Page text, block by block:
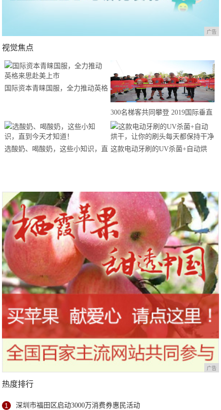
广告
视觉焦点
国际资本青睐国服，全力推动英格
300名梯客共同攀登 2019国际垂直
马拉松超级精英赛顺德海骏达中心
站欢乐开跑
选酸奶、喝酸奶，这些小知识，直 这款电动牙刷的UV杀菌+自动烘
广告
热度排行
1 深圳市福田区启动3000万消费券惠民活动